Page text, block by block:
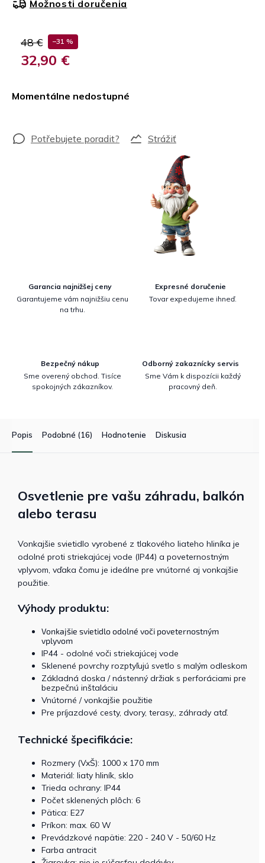
48 € –31 %
32,90 €
Momentálne nedostupné
Možnosti doručenia
Strážiť
Garancia najnižšej ceny
Garantujeme vám najnižšiu cenu
na trhu.
Expresné doručenie
Tovar expedujeme ihneď.
Bezpečný nákup
Sme overený obchod. Tisíce
spokojných zákazníkov.
Odborný zakaznícky servis
Sme Vám k dispozícii každý
pracovný deň.
Popis Podobné (16) Hodnotenie Diskusia
Osvetlenie pre vašu záhradu, balkón
alebo terasu
Vonkajšie svietidlo vyrobené z tlakového liateho hliníka je
odolné proti striekajúcej vode (IP44) a poveternostným
vplyvom, vďaka čomu je ideálne pre vnútorné aj vonkajšie
použitie.
Výhody produktu:
Vonkajšie svietidlo odolné voči poveternostným
vplyvom
IP44 - odolné voči striekajúcej vode
Sklenené povrchy rozptyľujú svetlo s malým odleskom
Základná doska / nástenný držiak s perforáciami pre
bezpečnú inštaláciu
Vnútorné / vonkajšie použitie
Pre príjazdové cesty, dvory, terasy,, záhrady atď.
Technické špecifikácie:
Rozmery (VxŠ): 1000 x 170 mm
Materiál: liaty hliník, sklo
Trieda ochrany: IP44
Počet sklenených plôch: 6
Pätica: E27
Príkon: max. 60 W
Prevádzkové napätie: 220 - 240 V - 50/60 Hz
Farba antracit